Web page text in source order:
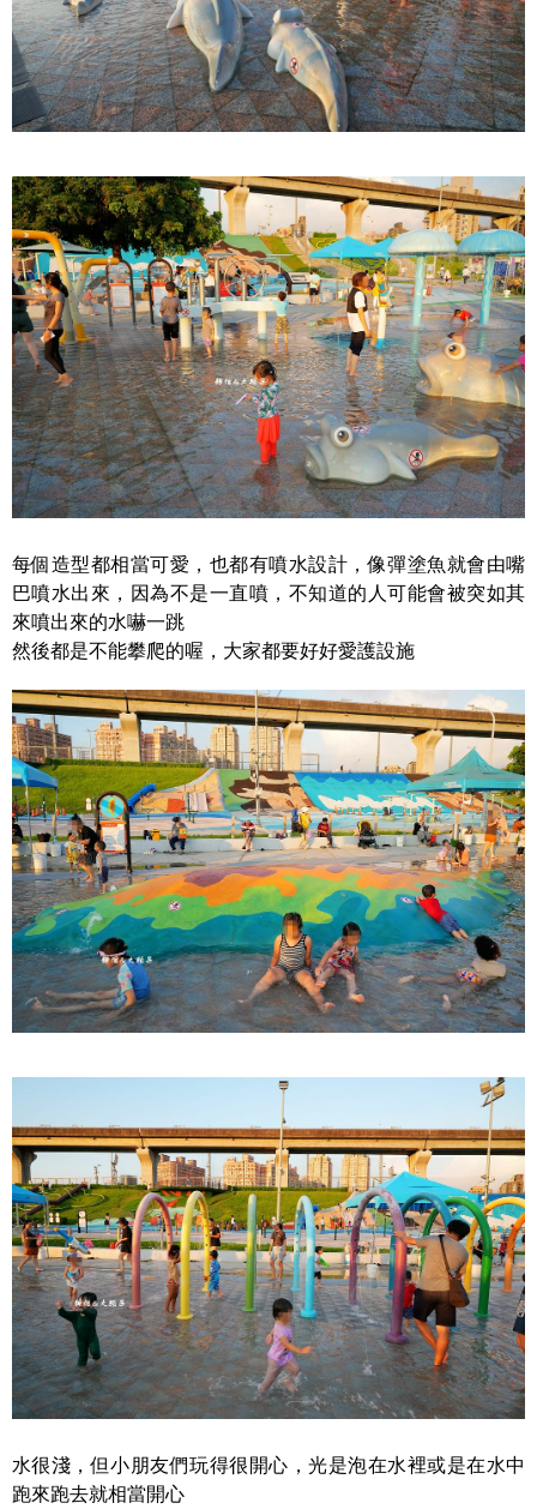
每個造型都相當可愛，也都有噴水設計，像彈塗魚就會由嘴
巴噴水出來，因為不是一直噴，不知道的人可能會被突如其
來噴出來的水嚇一跳
然後都是不能攀爬的喔，大家都要好好愛護設施
水很淺，但小朋友們玩得很開心，光是泡在水裡或是在水中
跑來跑去就相當開心